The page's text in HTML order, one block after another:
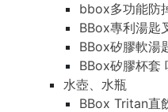
bbox多功能防
BBox專利湯匙
BBox矽膠軟湯
BBox矽膠杯套
水壺、水瓶
BBox Tritan直